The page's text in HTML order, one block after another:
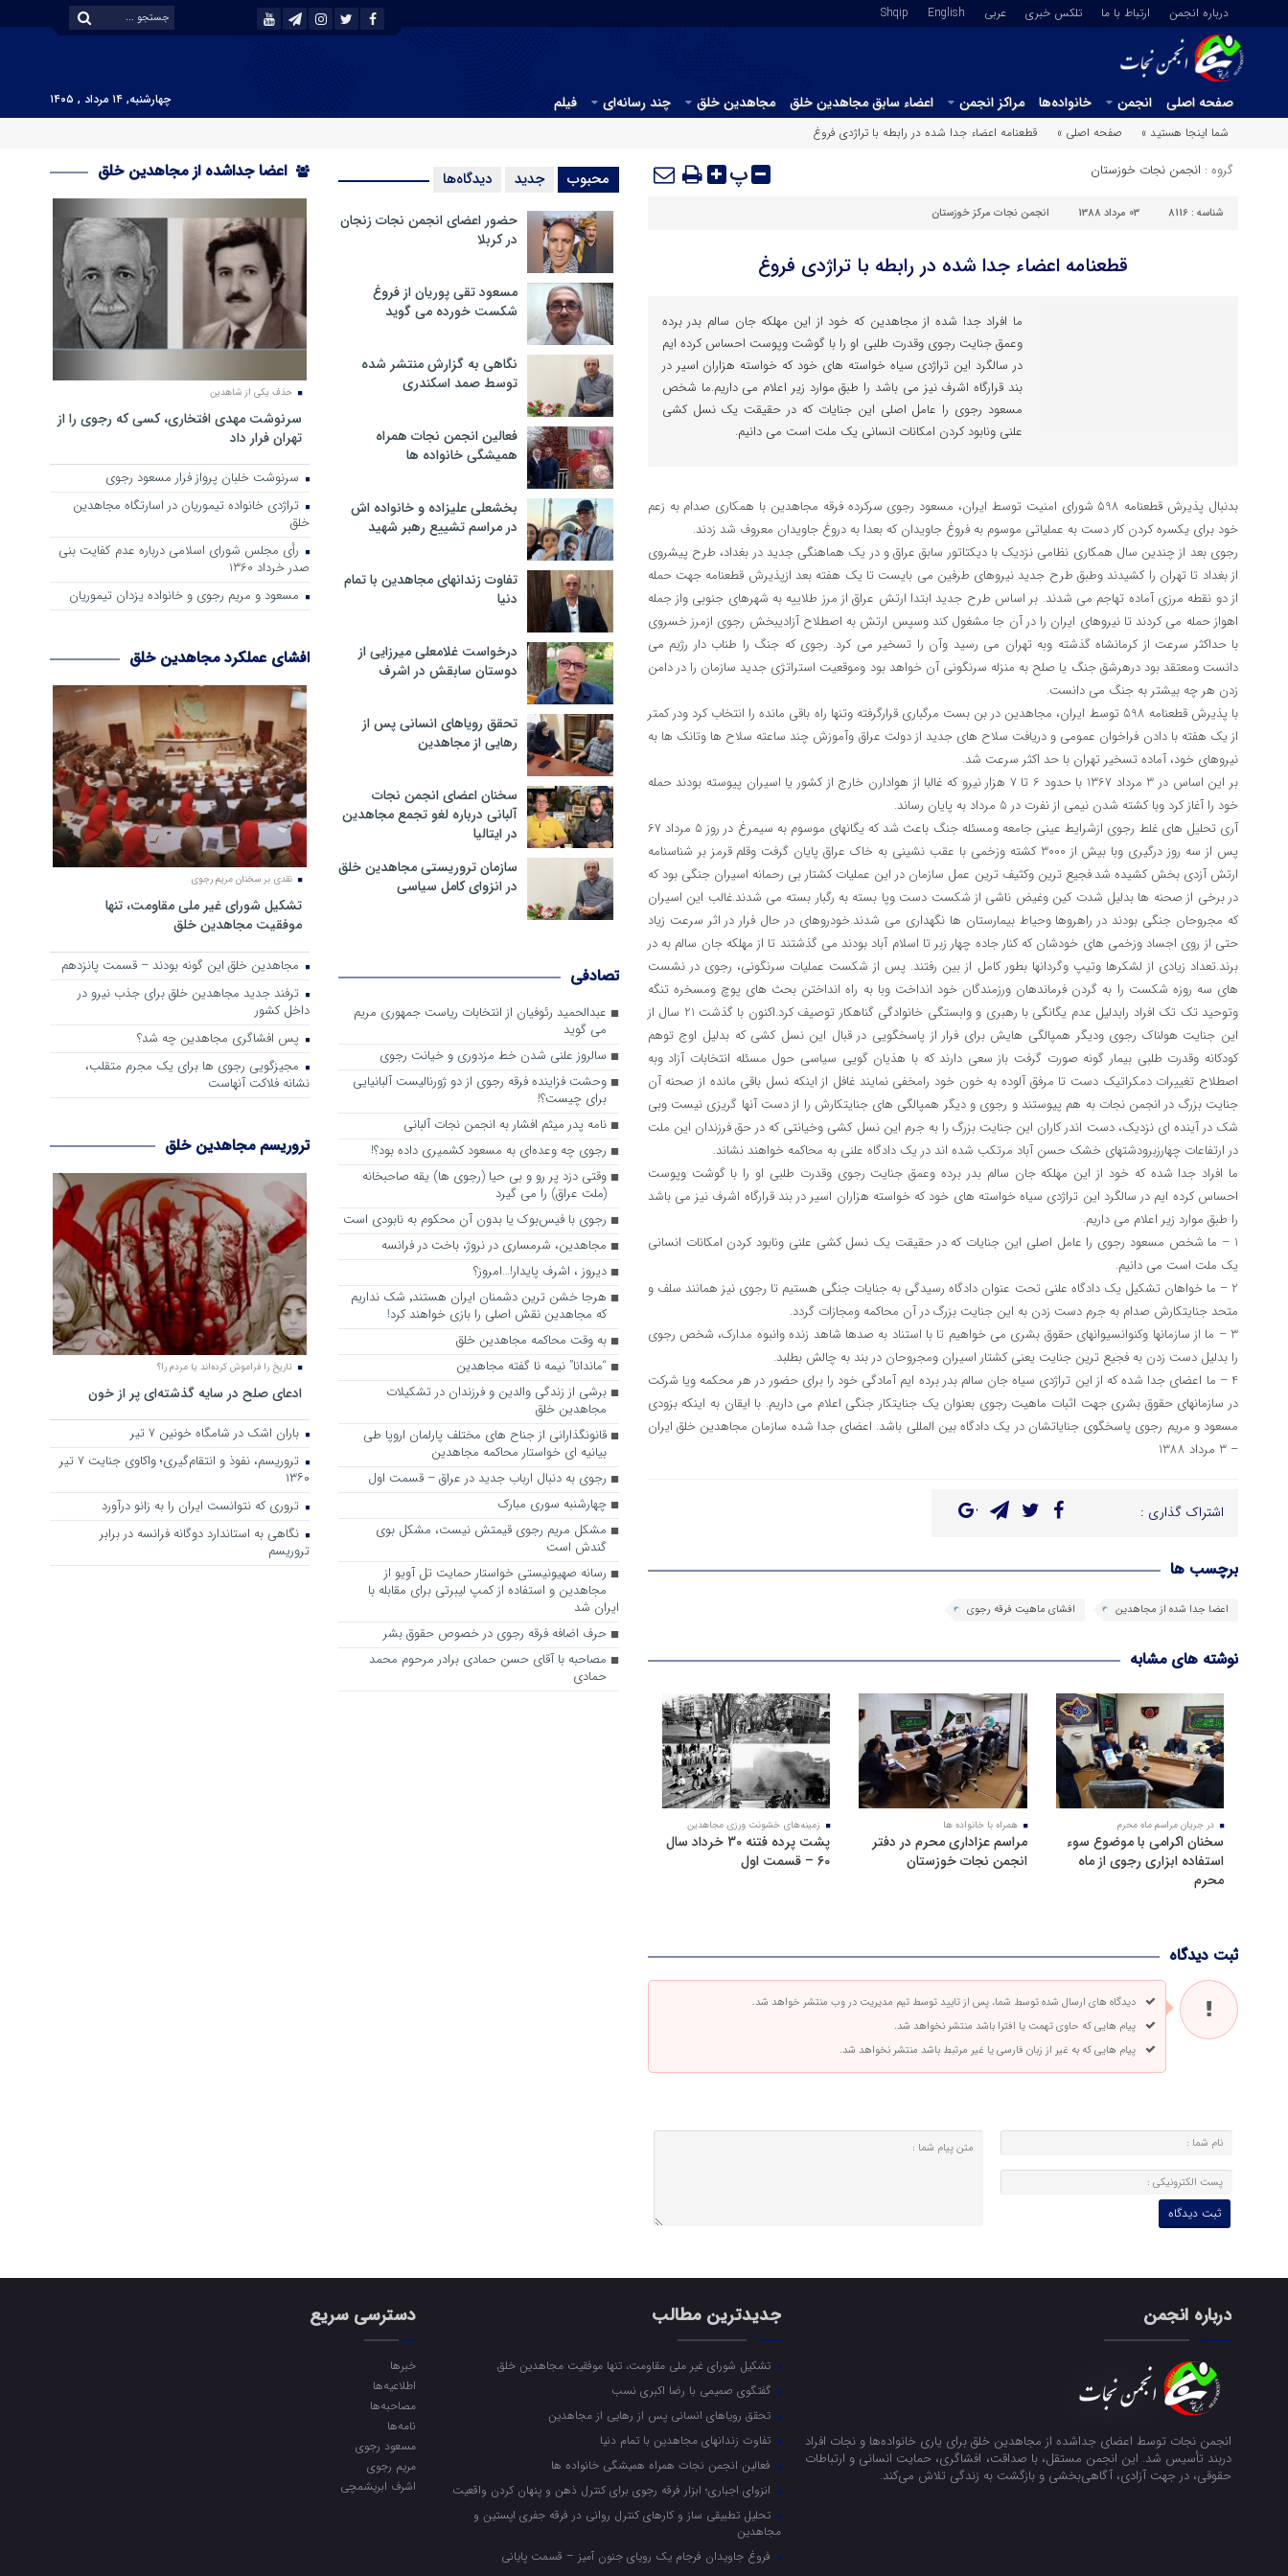
درباره انجمن ارتباط با ما تلکس خبری عربي English
Shqip
صفحه اصلی انجمن خانواده‌ها مراکز انجمن اعضاء سابق مجاهدین خلق مجاهدین خلق چند رسانه‌ای فیلم
چهارشنبه, ۱۴ مرداد , ۱۴۰۵
شما اینجا هستید »
صفحه اصلی » قطعنامه اعضاء جدا شده در رابطه با تراژدی فروغ
گروه : انجمن نجات خوزستان پ
شناسه : 8116 03 مرداد 1388 انجمن نجات مرکز خوزستان
قطعنامه اعضاء جدا شده در رابطه با تراژدی فروغ
ما افراد جدا شده از مجاهدین که خود از این مهلکه جان سالم بدر برده
وعمق جنایت رجوی وقدرت طلبی او را با گوشت وپوست احساس کرده ایم
در سالگرد این تراژدی سیاه خواسته های خود که خواسته هزاران اسیر در
بند قرارگاه اشرف نیز می باشد را طبق موارد زیر اعلام می داریم.ما شخص
مسعود رجوی را عامل اصلی این جنایات که در حقیقت یک نسل کشی
علنی ونابود کردن امکانات انسانی یک ملت است می دانیم.
بدنبال پذیرش قطعنامه 598 شورای امنیت توسط ایران، مسعود رجوی سرکرده فرقه مجاهدین با همکاری صدام به زعم
خود برای یکسره کردن کار دست به عملیاتی موسوم به فروغ جاویدان که بعدا به دروغ جاویدان معروف شد زدند.
رجوی بعد از چندین سال همکاری نظامی نزدیک با دیکتاتور سابق عراق و در یک هماهنگی جدید در بغداد، طرح پیشروی
از بغداد تا تهران را کشیدند وطبق طرح جدید نیروهای طرفین می بایست تا یک هفته بعد ازپذیرش قطعنامه جهت حمله
از دو نقطه مرزی آماده تهاجم می شدند. بر اساس طرح جدید ابتدا ارتش عراق از مرز طلاییه به شهرهای جنوبی واز جمله
اهواز حمله می کردند تا نیروهای ایران را در آن جا مشغول کند وسپس ارتش به اصطلاح آزادیبخش رجوی ازمرز خسروی
با حداکثر سرعت از کرمانشاه گذشته وبه تهران می رسید وآن را تسخیر می کرد. رجوی که جنگ را طناب دار رژیم می
دانست ومعتقد بود درهرشق جنگ یا صلح به منزله سرنگونی آن خواهد بود وموقعیت استراتژی جدید سازمان را در دامن
زدن هر چه بیشتر به جنگ می دانست.
با پذیرش قطعنامه 598 توسط ایران، مجاهدین در بن بست مرگباری قرارگرفته وتنها راه باقی مانده را انتخاب کرد ودر کمتر
از یک هفته با دادن فراخوان عمومی و دریافت سلاح های جدید از دولت عراق وآموزش چند ساعته سلاح ها وتانک ها به
نیروهای خود، آماده تسخیر تهران با حد اکثر سرعت شد.
بر این اساس در 3 مرداد 1367 با حدود 6 تا 7 هزار نیرو که غالبا از هوادارن خارج از کشور یا اسیران پیوسته بودند حمله
خود را آغاز کرد وبا کشته شدن نیمی از نفرت در 5 مرداد به پایان رساند.
آری تحلیل های غلط رجوی ازشرایط عینی جامعه ومسئله جنگ باعث شد که یگانهای موسوم به سیمرغ در روز 5 مرداد 67
پس از سه روز درگیری وبا بیش از 3000 کشته وزخمی با عقب نشینی به خاک عراق پایان گرفت وقلم قرمز بر شناسنامه
ارتش آزدی بخش کشیده شد.فجیع ترین وکثیف ترین عمل سازمان در این عملیات کشتار بی رحمانه اسیران جنگی بود که
در برخی از صحنه ها بدلیل شدت کین وغیض ناشی از شکست دست وپا بسته به رگبار بسته می شدند.غالب این اسیران
که مجروحان جنگی بودند در راهروها وحیاط بیمارستان ها نگهداری می شدند.خودروهای در حال فرار در اثر سرعت زیاد
حتی از روی اجساد وزخمی های خودشان که کنار جاده چهار زبر تا اسلام آباد بودند می گذشتند تا از مهلکه جان سالم به در
برند.تعداد زیادی از لشکرها وتیپ وگردانها بطور کامل از بین رفتند. پس از شکست عملیات سرنگونی، رجوی در نشست
های سه روزه شکست را به گردن فرماندهان ورزمندگان خود انداخت وبا به راه انداختن بحث های پوچ ومسخره تنگه
وتوحید تک تک افراد رابدلیل عدم یگانگی با رهبری و وابستگی خانوادگی گناهکار توصیف کرد.اکنون با گذشت 21 سال از
این جنایت هولناک رجوی ودیگر همپالگی هایش برای فرار از پاسخگویی در قبال این نسل کشی که بدلیل اوج توهم
کودکانه وقدرت طلبی بیمار گونه صورت گرفت باز سعی دارند که با هذیان گویی سیاسی حول مسئله انتخابات آزاد وبه
اصطلاح تغییرات دمکراتیک دست تا مرفق آلوده به خون خود رامخفی نمایند غافل از اینکه نسل باقی مانده از صحنه آن
جنایت بزرگ در انجمن نجات به هم پیوستند و رجوی و دیگر همپالگی های جنایتکارش را از دست آنها گریزی نیست وبی
شک در آینده ای نزدیک، دست اندر کاران این جنایت بزرگ را به جرم این نسل کشی وخیانتی که در حق فرزندان این ملت
در ارتفاعات چهارزبرودشتهای خشک حسن آباد مرتکب شده اند در یک دادگاه علنی به محاکمه خواهند نشاند.
ما افراد جدا شده که خود از این مهلکه جان سالم بدر برده وعمق جنایت رجوی وقدرت طلبی او را با گوشت وپوست
احساس کرده ایم در سالگرد این تراژدی سیاه خواسته های خود که خواسته هزاران اسیر در بند قرارگاه اشرف نیز می باشد
را طبق موارد زیر اعلام می داریم.
1 – ما شخص مسعود رجوی را عامل اصلی این جنایات که در حقیقت یک نسل کشی علنی ونابود کردن امکانات انسانی
یک ملت است می دانیم.
2 – ما خواهان تشکیل یک دادگاه علنی تحت عنوان دادگاه رسیدگی به جنایات جنگی هستیم تا رجوی نیز همانند سلف و
متحد جنایتکارش صدام به جرم دست زدن به این جنایت بزرگ در آن محاکمه ومجازات گردد.
3 – ما از سازمانها وکنوانسیوانهای حقوق بشری می خواهیم تا با استناد به صدها شاهد زنده وانبوه مدارک، شخص رجوی
را بدلیل دست زدن به فجیع ترین جنایت یعنی کشتار اسیران ومجروحان در بند به چالش بطلبد.
4 – ما اعضای جدا شده که از این تراژدی سیاه جان سالم بدر برده ایم آمادگی خود را برای حضور در هر محکمه ویا شرکت
در سازمانهای حقوق بشری جهت اثبات ماهیت رجوی بعنوان یک جنایتکار جنگی اعلام می داریم. با ایقان به اینکه بزودی
مسعود و مریم رجوی پاسخگوی جنایاتشان در یک دادگاه بین المللی باشد. اعضای جدا شده سازمان مجاهدین خلق ایران
– 3 مرداد 1388
اشتراک گذاری :
برچسب ها
اعضا جدا شده از مجاهدین افشای ماهیت فرقه رجوی
نوشته های مشابه
در جریان مراسم ماه محرم
سخنان اکرامی با موضوع سوء
استفاده ابزاری رجوی از ماه
محرم
همراه با خانواده ها
مراسم عزاداری محرم در دفتر
انجمن نجات خوزستان
زمینه‌های خشونت ورزی مجاهدین
پشت پرده فتنه 30 خرداد سال
60 – قسمت اول
ثبت دیدگاه
دیدگاه های ارسال شده توسط شما، پس از تایید توسط تیم مدیریت در وب منتشر خواهد شد.
پیام هایی که حاوی تهمت یا افترا باشد منتشر نخواهد شد.
پیام هایی که به غیر از زبان فارسی یا غیر مرتبط باشد منتشر نخواهد شد.
محبوب جدید دیدگاه‌ها
حضور اعضای انجمن نجات زنجان
در کربلا
مسعود تقی پوریان از فروغ
شکست خورده می گوید
نگاهی به گزارش منتشر شده
توسط صمد اسکندری
فعالین انجمن نجات همراه
همیشگی خانواده ها
بخشعلی علیزاده و خانواده اش
در مراسم تشییع رهبر شهید
تفاوت زندانهای مجاهدین با تمام
دنیا
درخواست غلامعلی میرزایی از
دوستان سابقش در اشرف
تحقق رویاهای انسانی پس از
رهایی از مجاهدین
سخنان اعضای انجمن نجات
آلبانی درباره لغو تجمع مجاهدین
در ایتالیا
سازمان تروریستی مجاهدین خلق
در انزوای کامل سیاسی
تصادفی
عبدالحمید رئوفیان از انتخابات ریاست جمهوری مریم
می گوید
سالروز علنی شدن خط مزدوری و خیانت رجوی
وحشت فزاینده فرقه رجوی از دو ژورنالیست آلبانیایی
برای چیست؟!
نامه پدر میثم افشار به انجمن نجات آلبانی
رجوی چه وعده‌ای به مسعود کشمیری داده بود؟!
وقتی دزد پر رو و بی حیا (رجوی ها) یقه صاحبخانه
(ملت عراق) را می گیرد
رجوی با فیس‌بوک یا بدون آن محکوم به نابودی است
مجاهدین، شرم‎ساری در نروژ، باخت در فرانسه
ديروز ، اشرف پايدار!…امروز؟
هرجا خشن ترین دشمنان ایران هستند٬ شک نداریم
که مجاهدین نقش اصلی را بازی خواهند کرد!
به وقت محاکمه مجاهدین خلق
“ماندانا” نیمه نا گفته مجاهدین
برشی از زندگی والدین و فرزندان در تشکیلات
مجاهدین خلق
قانونگذارانی از جناح های مختلف پارلمان اروپا طی
بیانیه ای خواستار محاکمه مجاهدین
رجوی به دنبال ارباب جدید در عراق – قسمت اول
چهارشنبه سوری مبارک
مشکل مریم رجوی قیمتش نیست، مشکل بوی
گندش است
رسانه صهیونیستی خواستار حمایت تل آویو از
مجاهدین و استفاده از کمپ لیبرتی برای مقابله با
ایران شد
حرف اضافه فرقه رجوی در خصوص حقوق بشر
مصاحبه با آقای حسن حمادی برادر مرحوم محمد
حمادی
اعضا جداشده از مجاهدین خلق
حذف یکی از شاهدین
سرنوشت مهدی افتخاری، کسی که رجوی را از
تهران فرار داد
سرنوشت خلبان پرواز فرار مسعود رجوی
تراژدی خانواده تیموریان در اسارتگاه مجاهدین
خلق
رأی مجلس شورای اسلامی درباره عدم كفایت بنی
صدر خرداد 1360
مسعود و مریم رجوی و خانواده یزدان تیموریان
افشای عملکرد مجاهدین خلق
نقدی بر سخنان مریم رجوی
تشکیل شورای غیر ملی مقاومت، تنها
موفقیت مجاهدین خلق
مجاهدین خلق این گونه بودند – قسمت پانزدهم
ترفند جدید مجاهدین خلق برای جذب نیرو در
داخل کشور
پس افشاگری مجاهدین چه شد؟
مجیزگویی رجوی ها برای یک مجرم متقلب،
نشانه فلاکت آنهاست
تروریسم مجاهدین خلق
تاریخ را فراموش کرده‌اند یا مردم را؟
ادعای صلح در سایه گذشته‌ای پر از خون
باران اشک در شامگاه خونین 7 تیر
تروریسم، نفوذ و انتقام‌گیری؛ واکاوی جنایت ۷ تیر
۱۳۶۰
تروری که نتوانست ایران را به زانو درآورد
نگاهی به استاندارد دوگانه فرانسه در برابر
تروریسم
درباره انجمن
انجمن نجات توسط اعضای جداشده از مجاهدین خلق برای یاری خانواده‌ها و نجات افراد
دربند تأسیس شد. این انجمن مستقل، با صداقت، افشاگری، حمایت انسانی و ارتباطات
حقوقی، در جهت آزادی، آگاهی‌بخشی و بازگشت به زندگی تلاش می‌کند.
جدیدترین مطالب
تشکیل شورای غیر ملی مقاومت، تنها موفقیت مجاهدین خلق
گفتگوی صمیمی با رضا اکبری نسب
تحقق رویاهای انسانی پس از رهایی از مجاهدین
تفاوت زندانهای مجاهدین با تمام دنیا
فعالین انجمن نجات همراه همیشگی خانواده ها
انزوای اجباری؛ ابزار فرقه رجوی برای کنترل ذهن و پنهان کردن واقعیت
تحلیل تطبیقی ساز و کارهای کنترل روانی در فرقه جفری اپستین و
مجاهدین
فروغ جاویدان فرجام یک رویای جنون آمیز – قسمت پایانی
دسترسی سریع
خبرها
اطلاعیه‌ها
مصاحبه‌ها
نامه‌ها
مسعود رجوی
مریم رجوی
اشرف ابریشمچی